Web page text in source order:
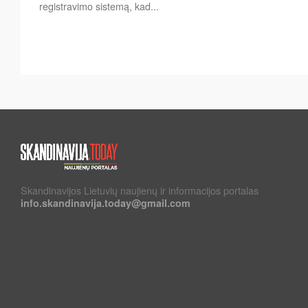
registravimo sistemą, kad...
Skandinavijos Lietuvių naujienų ir informacijos portalas
info.skandinavija.today@gmail.com